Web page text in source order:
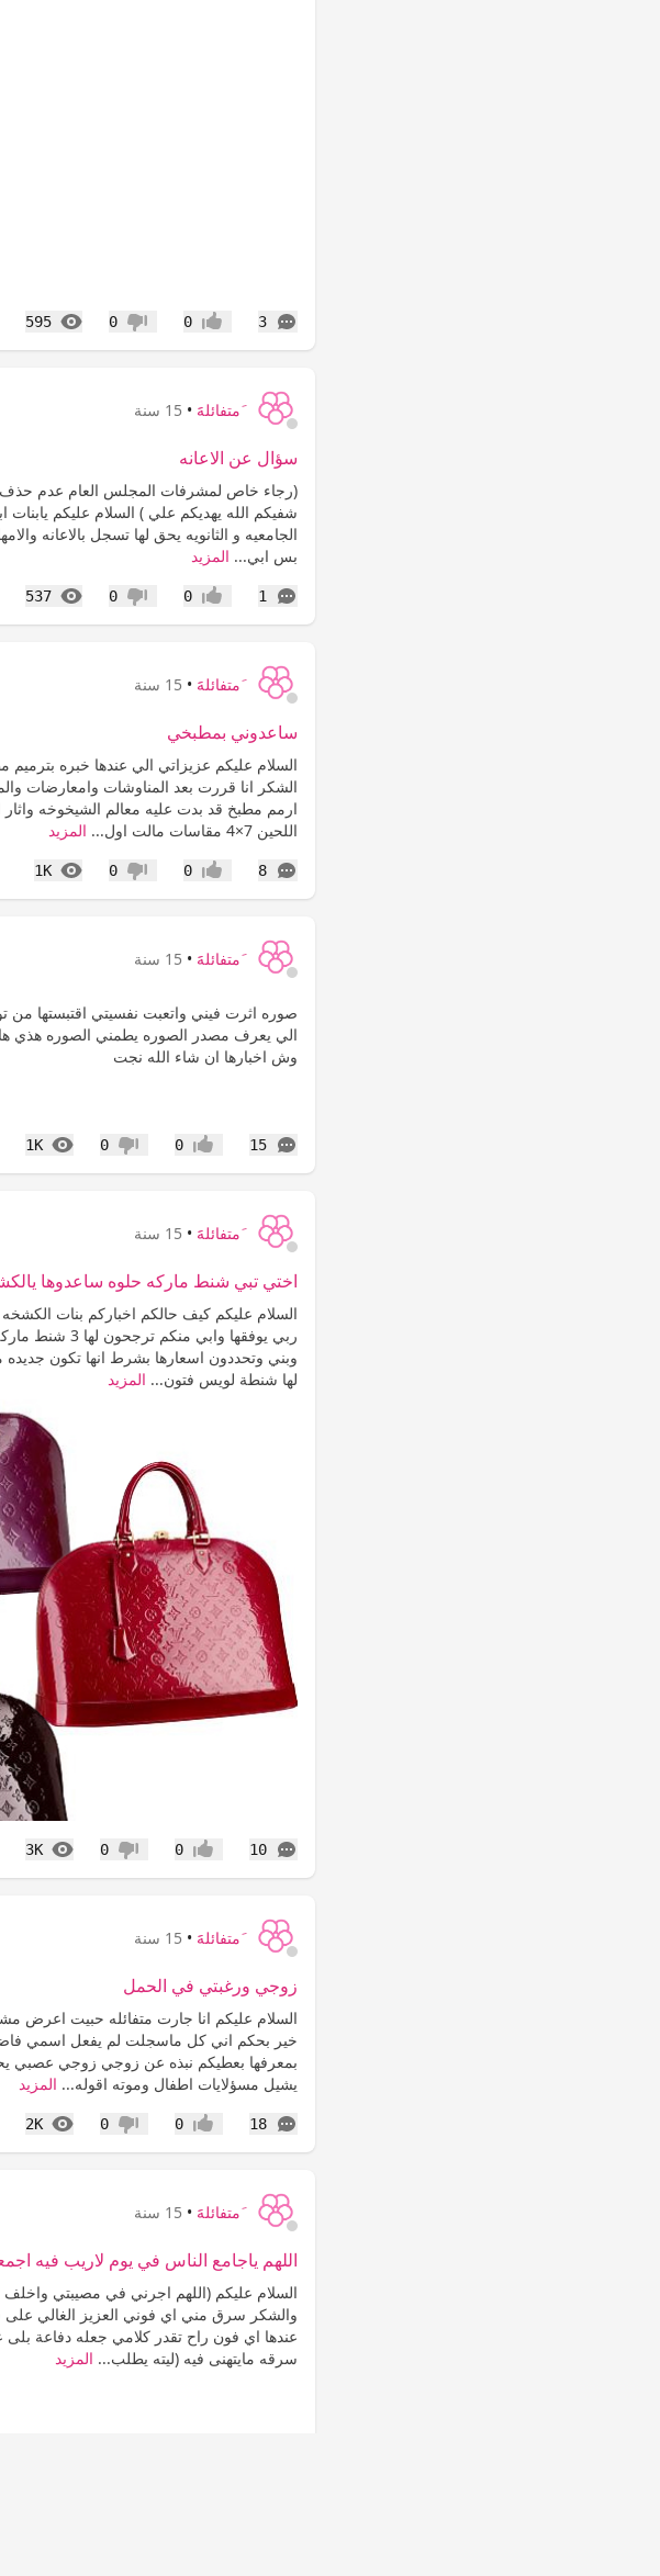
3
التعليقات إعجاب0 عدم إعجاب
0
595
المشاهدات
َمتفائلهََ • 15 سنة
سؤال عن الاعانه
(رجاء خاص لمشرفات المجلس العام عدم
شفيكم الله يهديكم علي ) السلام عليكم
الجامعيه و الثانويه يحق لها تسجل بالاعانه
بس ابي... المزيد
1
التعليقات إعجاب0 عدم إعجاب
0
537
المشاهدات
َمتفائلهََ • 15 سنة
ساعدوني بمطبخي
السلام عليكم عزيزاتي الي عندها خبره
الشكر انا قررت بعد المناوشات وامعارضات
ارمم مطبخ قد بدت عليه معالم الشيخوخه
اللحين 7×4 مقاسات مالت اول...
المزيد
8
التعليقات إعجاب0 عدم إعجاب
0
1K
المشاهدات
َمتفائلهََ • 15 سنة
صوره اثرت فيني واتعبت نفسيتي اقتبستها من
الي يعرف مصدر الصوره يطمني الصوره هذي
وش اخبارها ان شاء الله نجت
15
التعليقات إعجاب0 عدم إعجاب
0
1K
المشاهدات
َمتفائلهََ • 15 سنة
اختي تبي شنط ماركه حلوه ساعدوها
السلام عليكم كيف حالكم اخباركم بنات
ربي يوفقها وابي
وبني وتحددون اسعارها بشرط انها تكون
لها شنطة لويس فتون... المزيد
10
التعليقات إعجاب0 عدم إعجاب
0
3K
المشاهدات
َمتفائلهََ • 15 سنة
زوجي ورغبتي في الحمل
السلام عليكم انا جارت متفائله حبيت اعرض
خير بحكم اني كل ماسجلت لم يفعل اسمي
بمعرفها بعطيكم نبذه عن زوجي زوجي عصبي
يشيل مسؤلايات اطفال وموته اقوله... المزيد
18
التعليقات إعجاب0 عدم إعجاب
0
2K
المشاهدات
َمتفائلهََ • 15 سنة
اللهم ياجامع الناس في يوم لاريب فيه
السلام عليكم (اللهم اجرني في مصيبتي واخلف
عندها اي فون راح تقدر كلامي جعله دفاعة
سرقه مايتهنى فيه (ليته يطلب... المزيد